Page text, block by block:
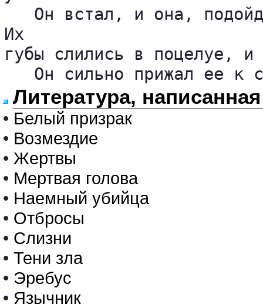
Он встал, и она,
Их
губы слились в поцелуе, и
Он сильно прижал ее к
Литература,
• Белый призрак
• Возмездие
• Жертвы
• Мертвая голова
• Наемный убийца
• Отбросы
• Слизни
• Тени зла
• Эребус
• Язычник